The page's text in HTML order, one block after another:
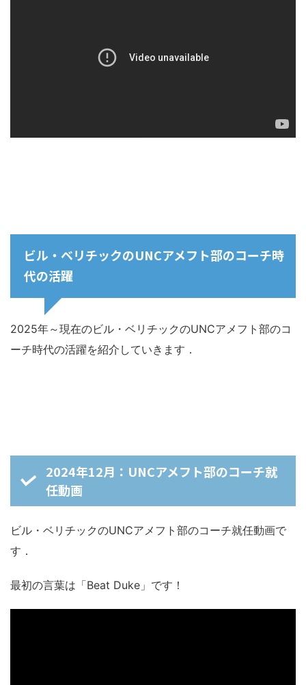
ビル・ベリチックのUNCアメフト部のコーチ時
代の活躍
2025年～現在のビル・ベリチックのUNCアメフト部のコ
ーチ時代の活躍を紹介していきます．
2024年12月：UNCアメフト部のコーチ就
任動画
ビル・ベリチックのUNCアメフト部のコーチ就任動画で
す．
最初の言葉は「Beat Duke」です！